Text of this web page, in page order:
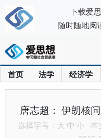
首页 法学 经济学
唐志超： 伊朗核
选择字号： 大 中 小 本
下载爱
随时随地阅